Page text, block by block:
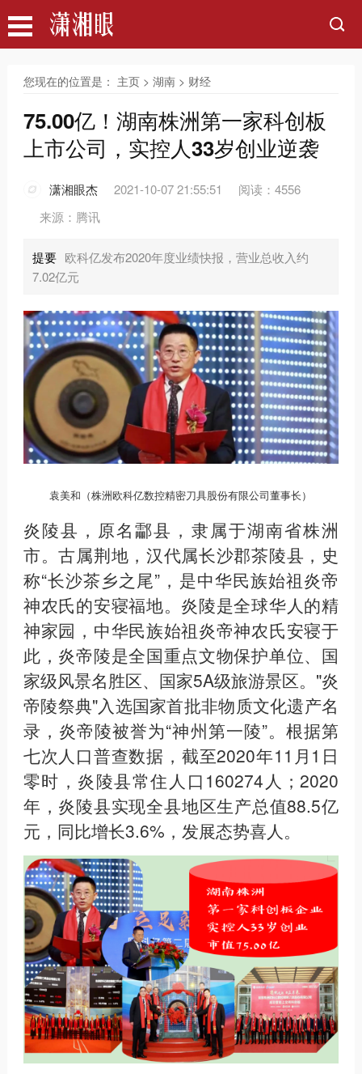
您现在的位置是： 主页> 湖南> 财经
75.00亿！湖南株洲第一家科创板
上市公司，实控人33岁创业逆袭
潇湘眼杰 2021-10-07 21:55:51
阅读：4556
来源：腾讯
提要 欧科亿发布2020年度业绩快报，营业总收入约
7.02亿元
袁美和（株洲欧科亿数控精密刀具股份有限公司董事长）
炎陵县，原名酃县，隶属于湖南省株洲
市。古属荆地，汉代属长沙郡茶陵县，史
称“长沙茶乡之尾”，是中华民族始祖炎帝
神农氏的安寝福地。炎陵是全球华人的精
神家园，中华民族始祖炎帝神农氏安寝于
此，炎帝陵是全国重点文物保护单位、国
家级风景名胜区、国家5A级旅游景区。"炎
帝陵祭典"入选国家首批非物质文化遗产名
录，炎帝陵被誉为“神州第一陵”。根据第
七次人口普查数据，截至2020年11月1日
零时，炎陵县常住人口160274人；2020
年，炎陵县实现全县地区生产总值88.5亿
元，同比增长3.6%，发展态势喜人。